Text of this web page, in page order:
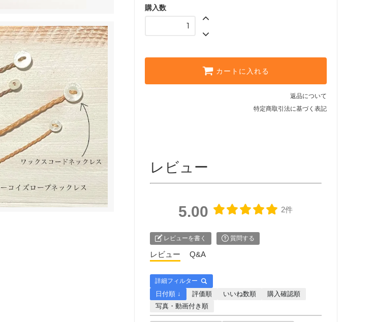
購入数
カートに入れる
返品について
特定商取引法に基づく表記
レビュー
5.00 2件
レビューを書く 質問する
レビュー Q&A
詳細フィルター
日付順 ↓ 評価順 いいね数順
購入確認順
写真・動画付き順